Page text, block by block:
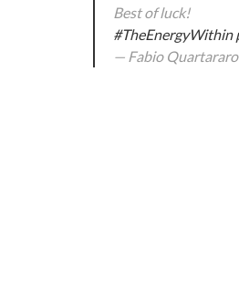
Best of luck!
#TheEnergyWithin
— Fabio